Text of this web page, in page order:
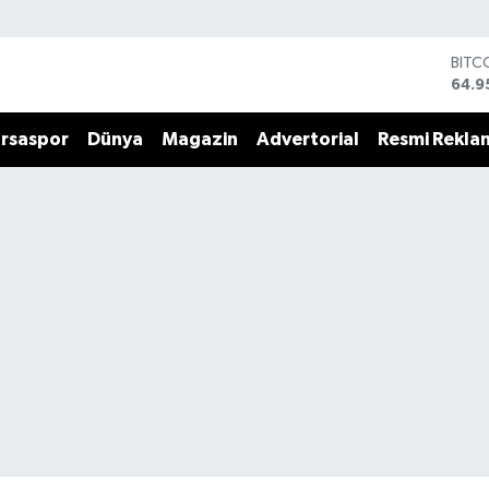
Dünya Magazin Advertorial Resmi